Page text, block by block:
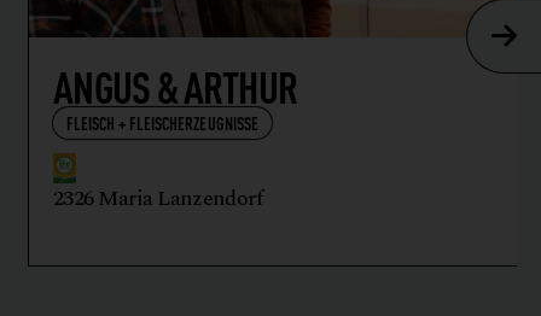
ANGUS & ARTHUR
FLEISCH + FLEISCHERZEUGNISSE
2326 Maria Lanzendorf